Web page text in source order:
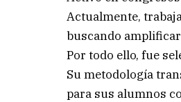
Actualmente,
buscando
Por todo ello, fue
Su metodología
para sus alumnos